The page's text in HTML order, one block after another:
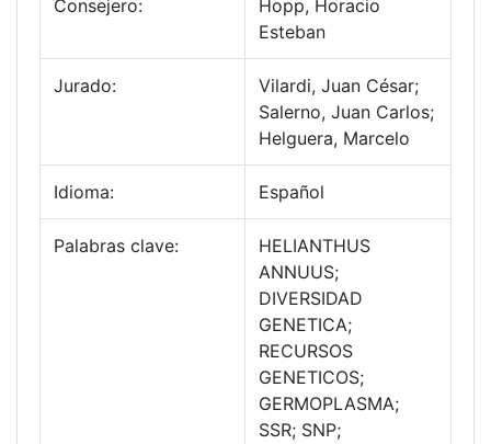
Consejero:
Hopp, Horacio
Esteban
Jurado:
Vilardi, Juan César;
Salerno, Juan Carlos;
Helguera, Marcelo
Idioma: Español
Palabras clave:
HELIANTHUS
ANNUUS;
DIVERSIDAD
GENETICA;
RECURSOS
GENETICOS;
GERMOPLASMA;
SSR; SNP;